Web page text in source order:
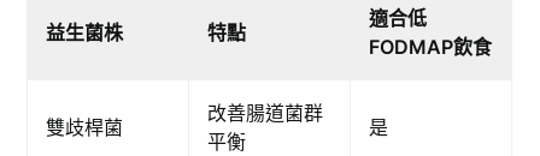
益生菌株 特點
適合低
FODMAP飲食
雙歧桿菌
改善腸道菌群
平衡
是